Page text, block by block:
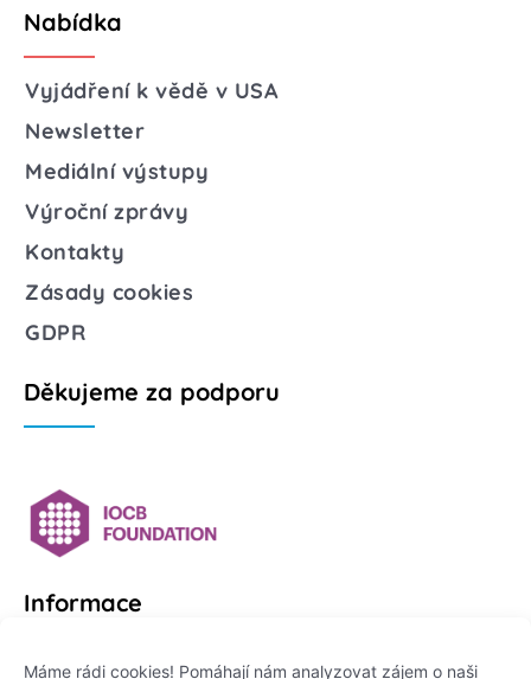
Máme rádi cookies! Pomáhají nám analyzovat zájem o naši
Nabídka
Vyjádření k vědě v USA
Newsletter
Mediální výstupy
Výroční zprávy
Kontakty
Zásady cookies
GDPR
Děkujeme za podporu
Informace
Platformu Zeptej se vědce provozuje: